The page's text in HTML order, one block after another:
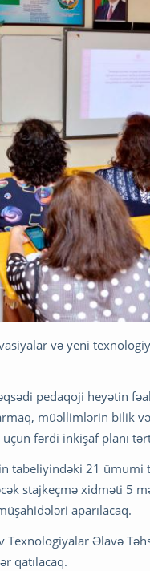
və yeni
pedaqoji heyətin
müəllimlərin bilik
fərdi inkişaf planı
tabeliyindəki 21 ümumi
stajkeçmə xidməti 5
aparılacaq.
Əlavə
qatılacaq.